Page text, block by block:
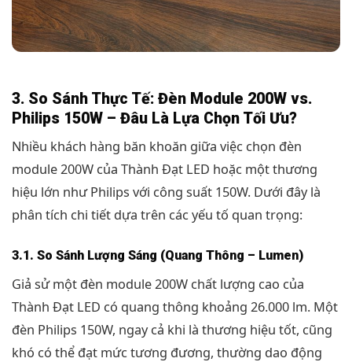
3. So Sánh Thực Tế: Đèn Module 200W vs.
Philips 150W – Đâu Là Lựa Chọn Tối Ưu?
Nhiều khách hàng băn khoăn giữa việc chọn đèn
module 200W của Thành Đạt LED hoặc một thương
hiệu lớn như Philips với công suất 150W. Dưới đây là
phân tích chi tiết dựa trên các yếu tố quan trọng:
3.1. So Sánh Lượng Sáng (Quang Thông – Lumen)
Giả sử một đèn module 200W chất lượng cao của
Thành Đạt LED có quang thông khoảng 26.000 lm. Một
đèn Philips 150W, ngay cả khi là thương hiệu tốt, cũng
khó có thể đạt mức tương đương, thường dao động